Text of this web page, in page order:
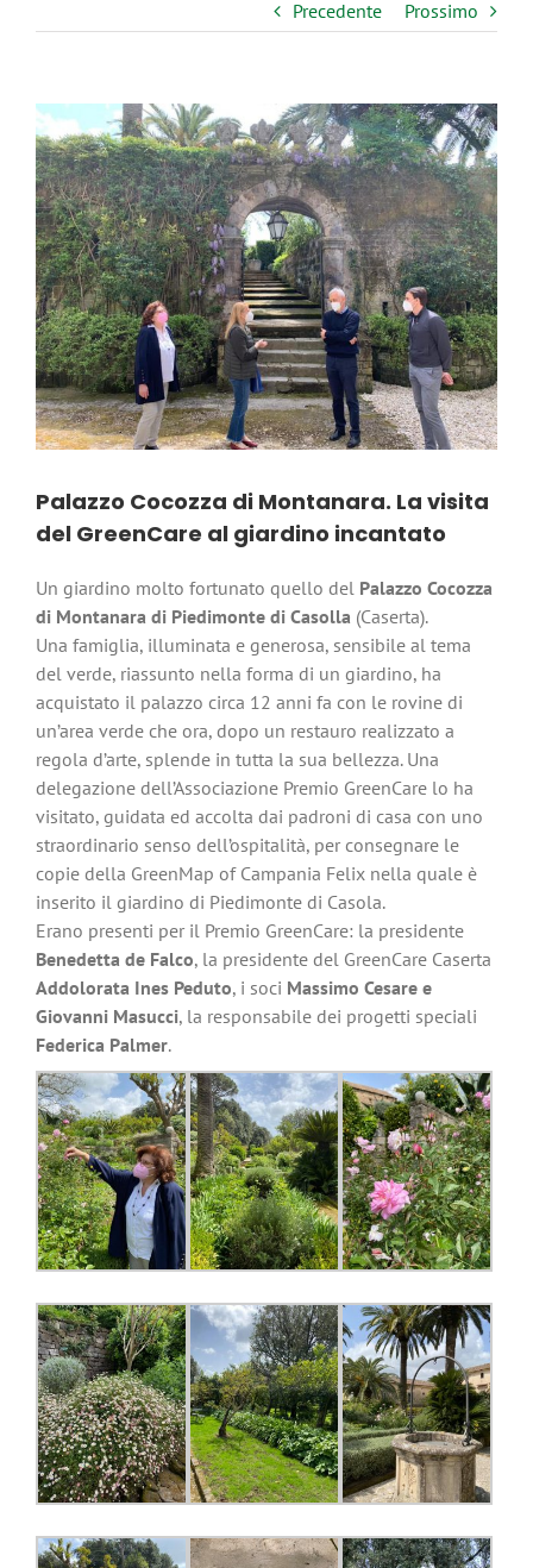
Precedente Prossimo
Ingrandisci
immagine
Palazzo Cocozza di Montanara. La visita
del GreenCare al giardino incantato
Un giardino molto fortunato quello del Palazzo Cocozza
di Montanara di Piedimonte di Casolla (Caserta).
Una famiglia, illuminata e generosa, sensibile al tema
del verde, riassunto nella forma di un giardino, ha
acquistato il palazzo circa 12 anni fa con le rovine di
un’area verde che ora, dopo un restauro realizzato a
regola d’arte, splende in tutta la sua bellezza. Una
delegazione dell’Associazione Premio GreenCare lo ha
visitato, guidata ed accolta dai padroni di casa con uno
straordinario senso dell’ospitalità, per consegnare le
copie della GreenMap of Campania Felix nella quale è
inserito il giardino di Piedimonte di Casola.
Erano presenti per il Premio GreenCare: la presidente
Benedetta de Falco, la presidente del GreenCare Caserta
Addolorata Ines Peduto, i soci Massimo Cesare e
Giovanni Masucci, la responsabile dei progetti speciali
Federica Palmer.